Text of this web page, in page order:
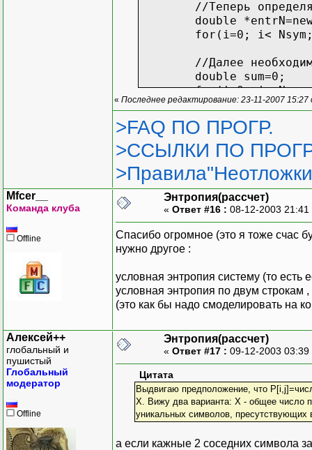
//Теперь
double
for(i=0; i<
//Далее
double sum=0;
for(i=0; i<
delete []entr;
delete []freq;
delete []entrN;
return sum;
}
« Последнее редактирование: 23-11-2007 15:27
>FAQ ПО ПРОГР.
>ССЫЛКИ ПО
Mfcer__
Команда клуба
Offline
Энтропия(рассчет)
« Ответ #16 : 08-12-2003
Спасибо огромное (это я тоже счас
нужно другое :
условная энтропия систему (то есть
условная энтропия по двум строкам
(это как бы надо смоделировать на
Алексей++
глобальный и
пушистый
Глобальный
модератор
Offline
Энтропия(рассчет)
« Ответ #17 : 09-12-2003
Цитата
Выдвигаю предположение, что
Х. Вижу два варианта: Х - общее число
уникальных символов,
а если кажные 2 соседних символа